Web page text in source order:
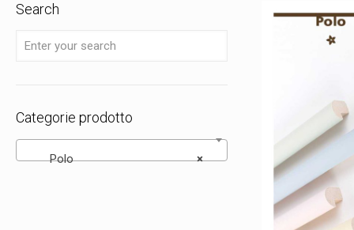
Search
Categorie prodotto
×
Polo